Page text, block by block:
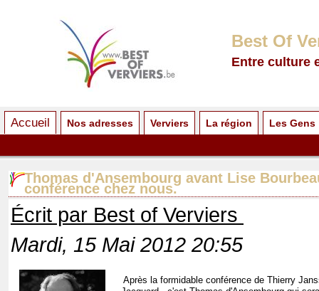
Best Of
Entre culture
Accueil Nos adresses Verviers La région Les Gens
Thomas d'Ansembourg avant Lise
conférence chez nous.
Écrit par Best of Verviers
Mardi, 15 Mai 2012 20:55
Après la formidable conférence de Thierry